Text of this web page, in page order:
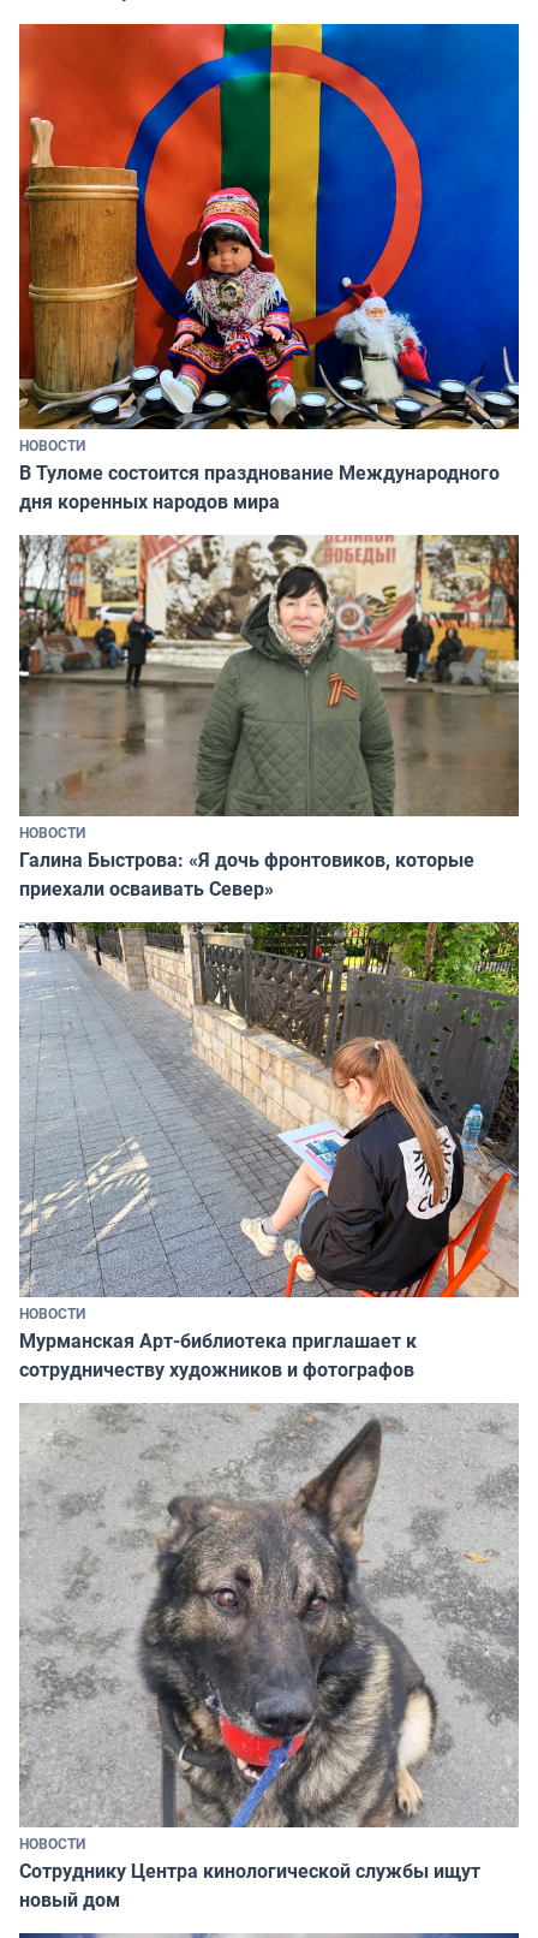
НОВОСТИ
В Туломе состоится празднование Международного
дня коренных народов мира
НОВОСТИ
Галина Быстрова: «Я дочь фронтовиков, которые
приехали осваивать Север»
НОВОСТИ
Мурманская Арт-библиотека приглашает к
сотрудничеству художников и фотографов
НОВОСТИ
Сотруднику Центра кинологической службы ищут
новый дом